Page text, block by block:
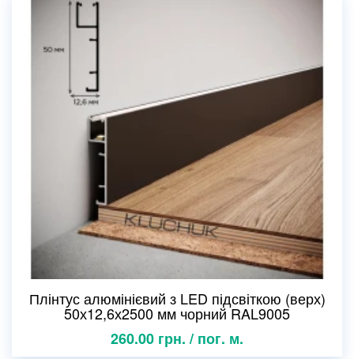
Плінтус алюмінієвий з LED підсвіткою (верх)
50х12,6х2500 мм чорний RAL9005
260.00 грн. / пог. м.